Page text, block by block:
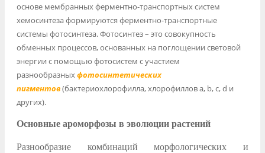
основе мембранных ферментно-транспортных систем
хемосинтеза формируются ферментно-транспортные
системы фотосинтеза. Фотосинтез – это совокупность
обменных процессов, основанных на поглощении световой
энергии с помощью фотосистем с участием
разнообразных фотосинтетических
пигментов(бактериохлорофилла, хлорофиллов a, b, c, d и
других).
Основные ароморфозы в эволюции растений
Разнообразие комбинаций морфологических и